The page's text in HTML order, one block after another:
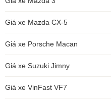
Giá xe Mazda CX-5
Giá xe Porsche Macan
Giá xe Suzuki Jimny
Giá xe VinFast VF7